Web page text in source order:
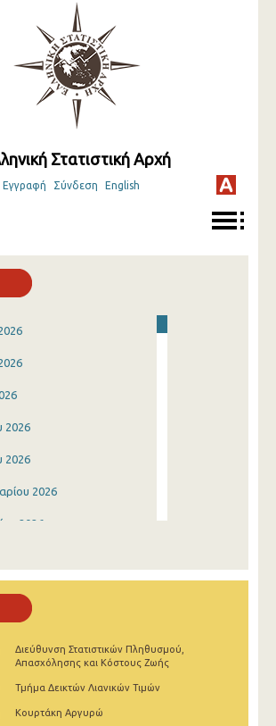
Στατιστική Αρχή
Εγγραφή Σύνδεση English
2026
2026
2026
2026
2025
2025
2025
Διεύθυνση Στατιστικών Πληθυσμού,
Απασχόλησης και Κόστους Ζωής
Τμήμα Δεικτών Λιανικών Τιμών
Κουρτάκη Αργυρώ